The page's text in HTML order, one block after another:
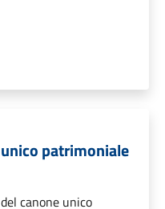
patrimoniale
canone unico